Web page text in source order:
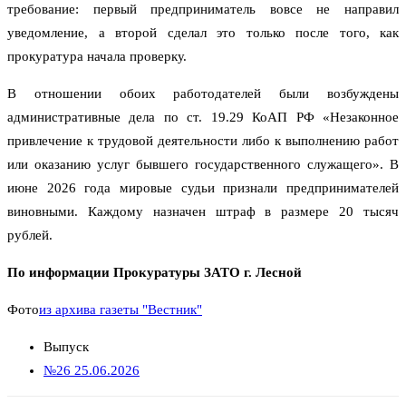
требование: первый предприниматель вовсе не направил
уведомление, а второй сделал это только после того, как
прокуратура начала проверку.
В отношении обоих работодателей были возбуждены
административные дела по ст. 19.29 КоАП РФ «Незаконное
привлечение к трудовой деятельности либо к выполнению работ
или оказанию услуг бывшего государственного служащего». В
июне 2026 года мировые судьи признали предпринимателей
виновными. Каждому назначен штраф в размере 20 тысяч
рублей.
По информации Прокуратуры ЗАТО г. Лесной
Фотоиз архива газеты "Вестник"
Выпуск
№26 25.06.2026